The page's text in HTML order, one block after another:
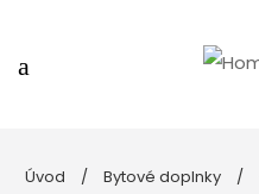
Úvod Bytové doplnky